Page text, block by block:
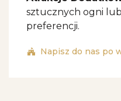
sztucznych ogni
preferencji.
Napisz do nas po